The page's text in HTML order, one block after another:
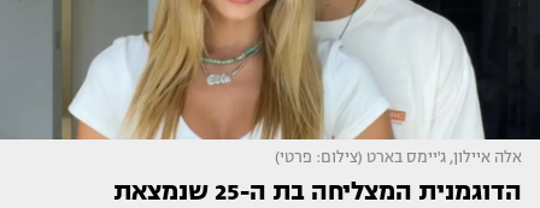
אלה איילון, ג'יימס בארט (צילום: פרטי)
הדוגמנית המצליחה בת ה-25 שנמצאת